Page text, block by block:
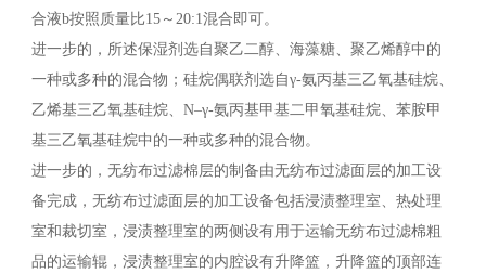
合液b按照质量比15～20:1混合即可。
进一步的，所述保湿剂选自聚乙二醇、海藻糖、聚乙烯醇中的
一种或多种的混合物；硅烷偶联剂选自γ-氨丙基三乙氧基硅烷、
乙烯基三乙氧基硅烷、N–γ-氨丙基甲基二甲氧基硅烷、苯胺甲
基三乙氧基硅烷中的一种或多种的混合物。
进一步的，无纺布过滤棉层的制备由无纺布过滤面层的加工设
备完成，无纺布过滤面层的加工设备包括浸渍整理室、热处理
室和裁切室，浸渍整理室的两侧设有用于运输无纺布过滤棉粗
品的运输辊，浸渍整理室的内腔设有升降篮，升降篮的顶部连